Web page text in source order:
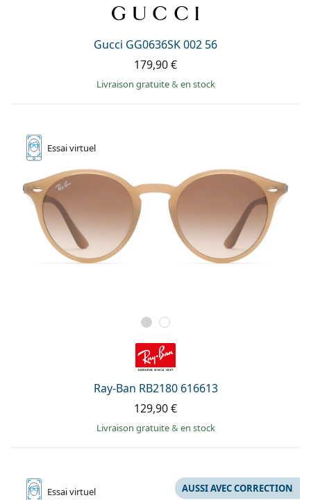
Gucci GG0636SK 002 56
179,90 €
Livraison gratuite& en stock
Essaivirtuel
Ray-Ban RB2180 616613
129,90 €
Livraison gratuite& en stock
Essaivirtuel AUSSI AVEC CORRECTION